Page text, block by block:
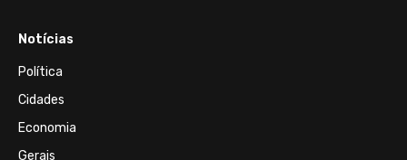
Notícias
Política
Cidades
Economia
Gerais